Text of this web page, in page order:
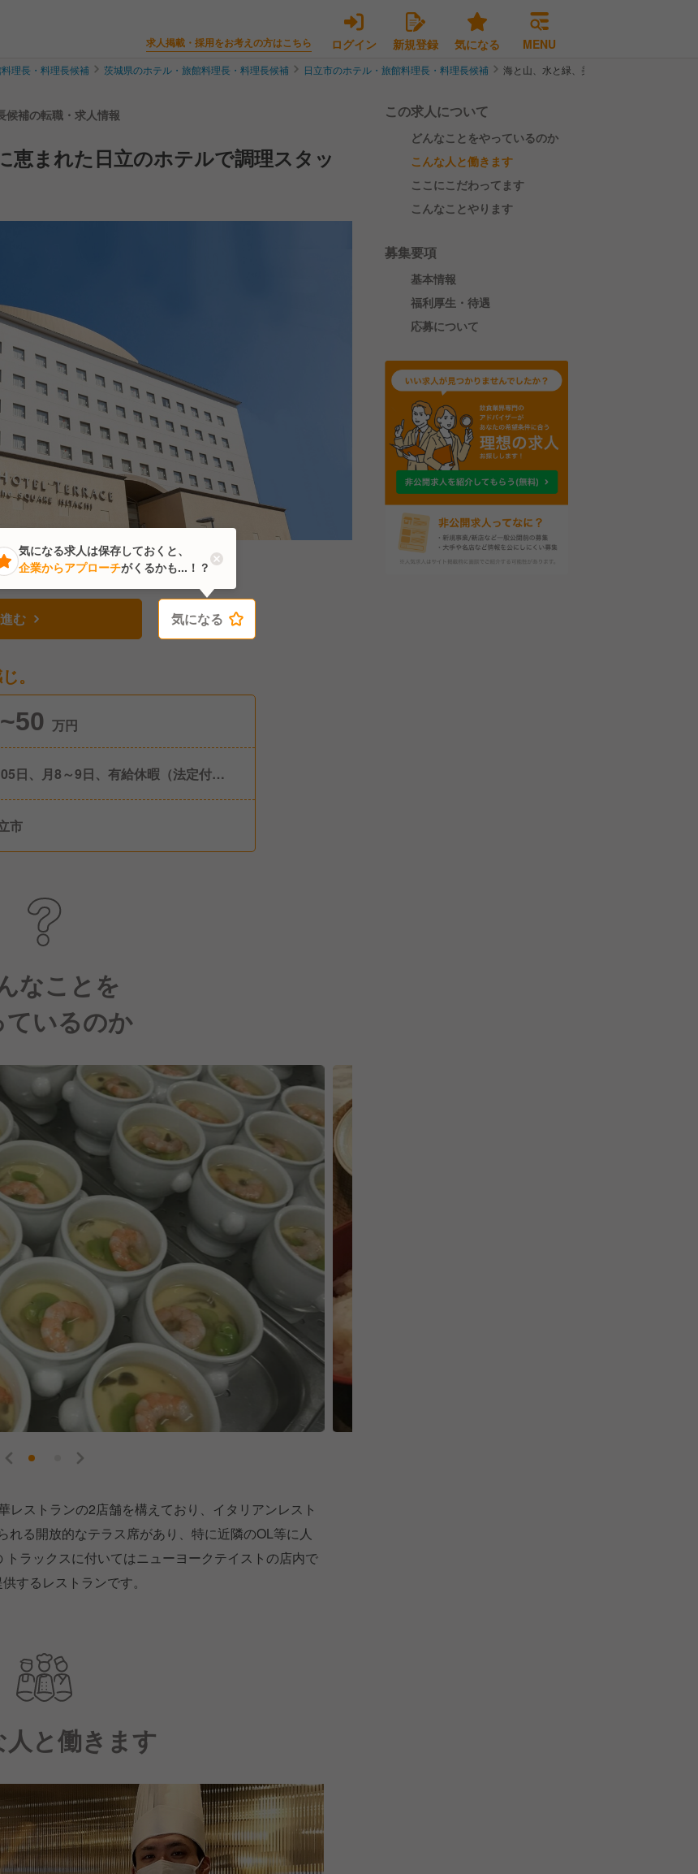
求人掲載・採用をお考えの方はこちら ログイン 新規登録 気になる MENU
理長・料理長候補 茨城県のホテル・旅館料理長・料理長候補 日立市のホテル・旅館料理長・料理長候補 海と山、水と緑、美しい自然に恵まれた日
候補の転職・求人情報
恵まれた日立のホテルで調理スタッ
む 気になる
。
万円
日、月8～9日、有給休暇（法定付
市
なことを
いるのか
レストランの2店舗を構えており、イタリアンレスト
れる開放的なテラス席があり、特に近隣のOL等に人
ラックスに付いてはニューヨークテイストの店内で
するレストランです。
人と働きます
この求人について
どんなことをやっているのか
こんな人と働きます
ここにこだわってます
こんなことやります
募集要項
基本情報
福利厚生・待遇
応募について
気になる
気になる求人は保存しておくと、
企業からアプローチがくるかも...！？